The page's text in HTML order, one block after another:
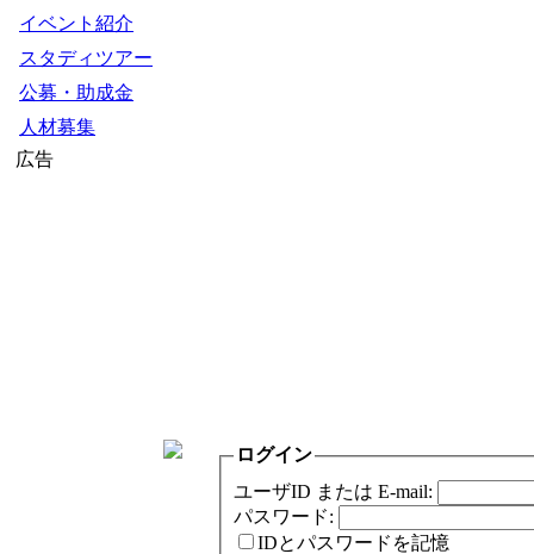
イベント紹介
スタディツアー
公募・助成金
人材募集
広告
ログイン
ユーザID または E-mail:
パスワード:
IDとパスワードを記憶